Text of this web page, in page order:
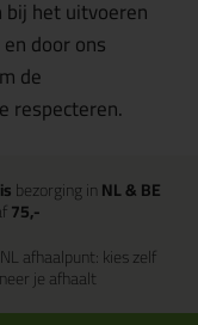
het uitvoeren
door ons
de
respecteren.
bezorging inNL & BE
75,-
afhaalpunt: kies zelf
je afhaalt